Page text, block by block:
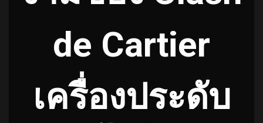
de Cartier
เครื่องประดับ